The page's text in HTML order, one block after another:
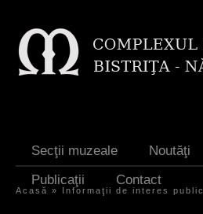
Secţii muzeale Noutăţi
Publicaţii
Contact
Acasă » Informaţii de interes public